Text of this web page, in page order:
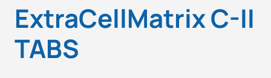
ExtraCellMatrix C-II
TABS